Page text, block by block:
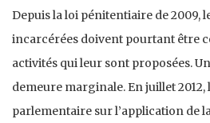
Depuis la loi pénitentiaire de 2009,
incarcérées doivent pourtant être
activités qui leur sont proposées.
demeure marginale. En juillet
parlementaire sur l’application de